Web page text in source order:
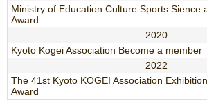
Ministry of Education Culture Sports Sience
Award
2020
Kyoto Kogei Association Become a member
2022
The 41st Kyoto KOGEI Association
Award